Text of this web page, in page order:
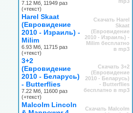
7.12 Мб, 11949 раз
(+текст)
mp3
Harel Skaat
(Евровидение
2010 - Израиль) -
Milim
6.93 Мб, 11715 раз
(+текст)
Скачать Harel
Skaat
(Евровидение
2010 - Израиль) -
Milim бесплатно
в mp3
3+2
(Евровидение
2010 - Беларусь)
- Butterflies
7.22 Мб, 11600 раз
(+текст)
Скачать 3+2
(Евровидение
2010 - Беларусь)
- Butterflies
бесплатно в mp3
Malcolm Lincoln
Скачать Malcolm